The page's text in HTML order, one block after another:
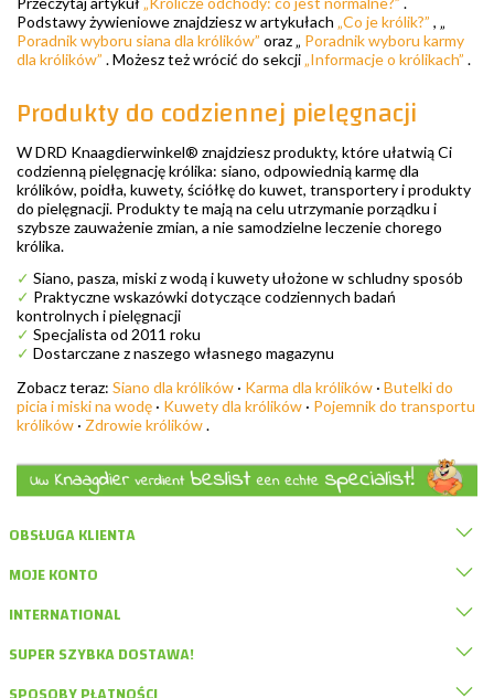
Podstawy żywieniowe znajdziesz w artykułach „Co je królik?” , „
Poradnik wyboru siana dla królików” oraz „ Poradnik wyboru karmy
dla królików” . Możesz też wrócić do sekcji „Informacje o królikach” .
Produkty do codziennej pielęgnacji
W DRD Knaagdierwinkel® znajdziesz produkty, które ułatwią Ci
codzienną pielęgnację królika: siano, odpowiednią karmę dla
królików, poidła, kuwety, ściółkę do kuwet, transportery i produkty
do pielęgnacji. Produkty te mają na celu utrzymanie porządku i
szybsze zauważenie zmian, a nie samodzielne leczenie chorego
królika.
✓ Siano, pasza, miski z wodą i kuwety ułożone w schludny sposób
✓ Praktyczne wskazówki dotyczące codziennych badań
kontrolnych i pielęgnacji
✓ Specjalista od 2011 roku
✓ Dostarczane z naszego własnego magazynu
Zobacz teraz: Siano dla królików · Karma dla królików · Butelki do
picia i miski na wodę · Kuwety dla królików · Pojemnik do transportu
królików · Zdrowie królików.
OBSŁUGA KLIENTA
MOJE KONTO
INTERNATIONAL
SUPER SZYBKA DOSTAWA!